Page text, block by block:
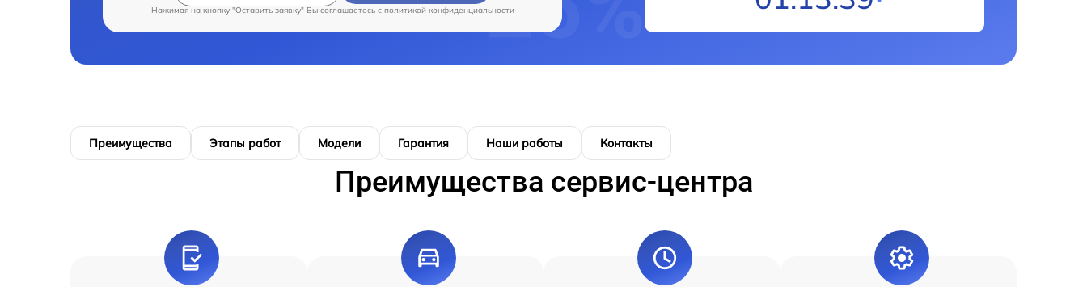
Нажимая на кнопку "Оставить заявку" Вы соглашаетесь c политикой конфиденциальности
Преимущества Этапы работ Модели Гарантия Наши работы Контакты
Преимущества сервис-центра